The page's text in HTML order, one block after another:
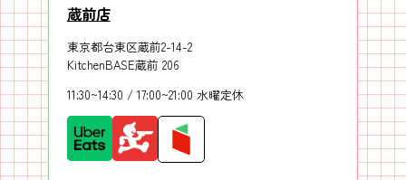
蔵前店
東京都台東区蔵前2-14-2
KitchenBASE蔵前 206
11:30~14:30 / 17:00~21:00 水曜定休